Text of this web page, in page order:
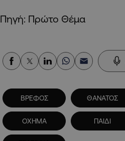
Πηγή: Πρώτο Θέμα
ΒΡΕΦΟΣ ΘΑΝΑΤΟΣ
ΟΧΗΜΑ ΠΑΙΔΙ